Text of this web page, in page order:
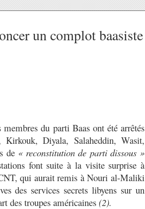
un complot baasiste
du parti Baas ont été arrêtés
Diyala, Salaheddin, Wasit,
de « reconstitution de parti dissous »
font suite à la visite surprise à
qui aurait remis à Nouri al-Maliki
des services secrets libyens sur un
des troupes américaines (2).